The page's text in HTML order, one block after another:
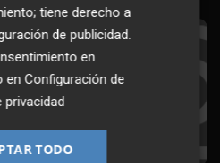
al Boletín
hora en tu email
suscribirme!
tiene derecho a
de publicidad
en
enConfiguración de
privacidad
TODO